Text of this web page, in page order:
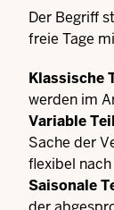
Der Begriff
freie Tage
Klassische
werden im
Variable
Sache der
flexibel
Saisonale